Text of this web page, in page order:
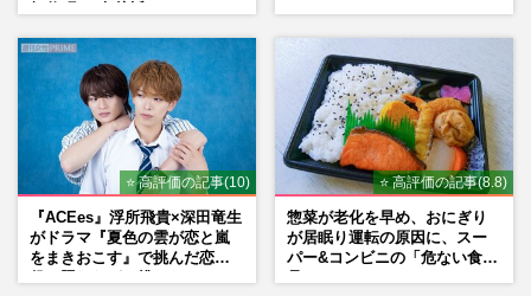
⭐ 高評価の記事(10)
『ACEes』浮所飛貴×深田竜生
がドラマ『夏色の雲が恋と嵐
をまきおこす』で挑んだ恋人
⭐ 高評価の記事(8.8)
惣菜が老化を早め、おにぎり
が居眠り運転の原因に、スー
パー&コンビニの「危ない食